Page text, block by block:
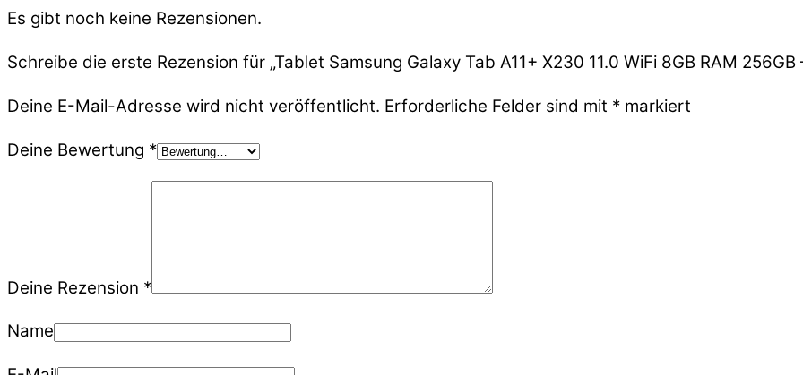
Es gibt noch keine Rezensionen.
Schreibe die erste Rezension für „Tablet Samsung Galaxy Tab A11+ X230 11.0 WiFi 8GB RAM 256GB
Deine E-Mail-Adresse wird nicht veröffentlicht. Erforderliche Felder sind mit * markiert
Deine Bewertung *
Deine Rezension *
Name